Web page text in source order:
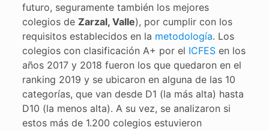
futuro, seguramente también los mejores
colegios de Zarzal, Valle), por cumplir con los
requisitos establecidos en la metodología. Los
colegios con clasificación A+ por el ICFESen los
años 2017 y 2018 fueron los que quedaron en el
ranking 2019 y se ubicaron en alguna de las 10
categorías, que van desde D1 (la más alta) hasta
D10 (la menos alta). A su vez, se analizaron si
estos más de 1.200 colegios estuvieron